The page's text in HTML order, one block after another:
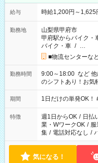
給与 時給1,200円～1,625
勤務地
山梨県甲府市
甲府駅からバイク・
バイク・車 / …
■物流センターな
勤務時間
9:00～18:00 など 他にも ▼10:00～19:00 ▼18:00～21:00 など
のシフトあり！お気
期間 1日だけの単発OK
特徴 週1日からOK / 日払
業・WワークOK / 服
集 / 電話対応なし /
気になる！